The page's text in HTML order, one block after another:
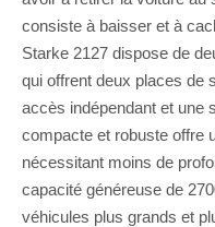
consiste à baisser et à
Starke 2127 dispose de
qui offrent deux places de
accès indépendant et une
compacte et robuste offre
nécessitant moins de
capacité généreuse de
véhicules plus grands et